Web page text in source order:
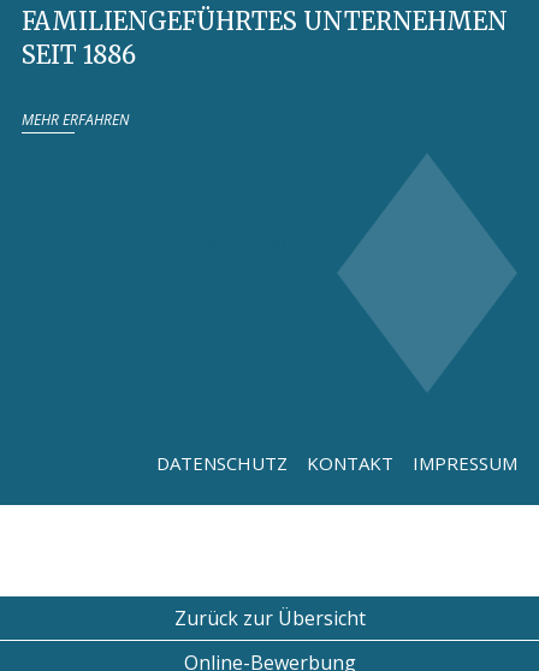
MEHR ERFAHREN
DATENSCHUTZ KONTAKT IMPRESSUM
Zurück zur Übersicht
Online-Bewerbung